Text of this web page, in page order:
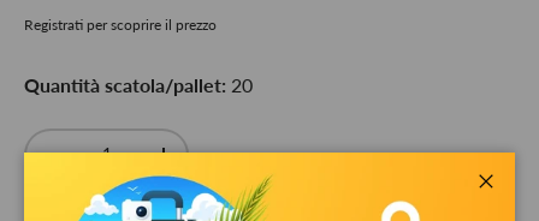
Registrati per scoprire il prezzo
Quantità scatola/pallet: 20
Qty